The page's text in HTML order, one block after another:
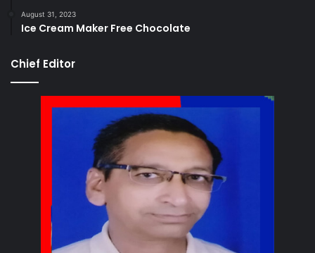
August 31, 2023
Ice Cream Maker Free Chocolate
Chief Editor